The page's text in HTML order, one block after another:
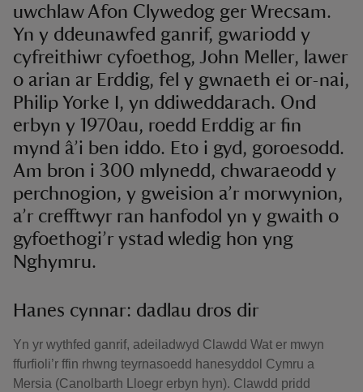
uwchlaw Afon Clywedog ger Wrecsam.
Yn y ddeunawfed ganrif, gwariodd y
cyfreithiwr cyfoethog, John Meller, lawer
o arian ar Erddig, fel y gwnaeth ei or-nai,
Philip Yorke I, yn ddiweddarach. Ond
erbyn y 1970au, roedd Erddig ar fin
mynd â’i ben iddo. Eto i gyd, goroesodd.
Am bron i 300 mlynedd, chwaraeodd y
perchnogion, y gweision a’r morwynion,
a’r crefftwyr ran hanfodol yn y gwaith o
gyfoethogi’r ystad wledig hon yng
Nghymru.
Hanes cynnar: dadlau dros dir
Yn yr wythfed ganrif, adeiladwyd Clawdd Wat er mwyn
ffurfioli’r ffin rhwng teyrnasoedd hanesyddol Cymru a
Mersia (Canolbarth Lloegr erbyn hyn). Clawdd pridd